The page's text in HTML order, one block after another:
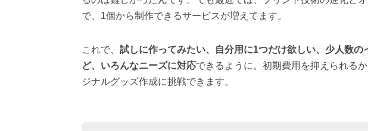
で、1個から制作できるサービスが増えてます。
これで、 試しに作ってみたい、自分用に1つだけ欲しい、少人数の
ど、いろんなニーズに対応できるように。初期費用を抑えられる
ジナルグッズ作成に挑戦できます。